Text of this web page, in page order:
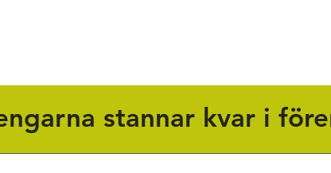
stannar kvar i